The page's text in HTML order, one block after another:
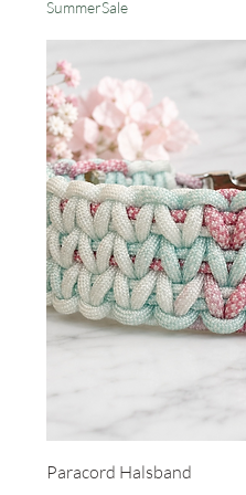
SummerSale
Paracord Halsband